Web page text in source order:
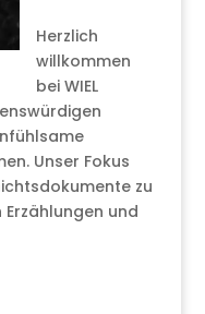
Herzlich
willkommen
bei WIEL
Unser Fokus
zu
und